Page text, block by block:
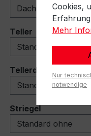
Teller auswählen
Tellerdeflektoren
Striegelauswählen
Cookies,
Mehr
Nur
notwendige